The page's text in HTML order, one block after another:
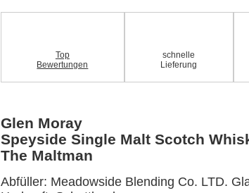
Top
Bewertungen
schnelle
Lieferung
Glen Moray
Speyside Single Malt Scotch
The Maltman
Abfüller: Meadowside Blending Co. LTD.